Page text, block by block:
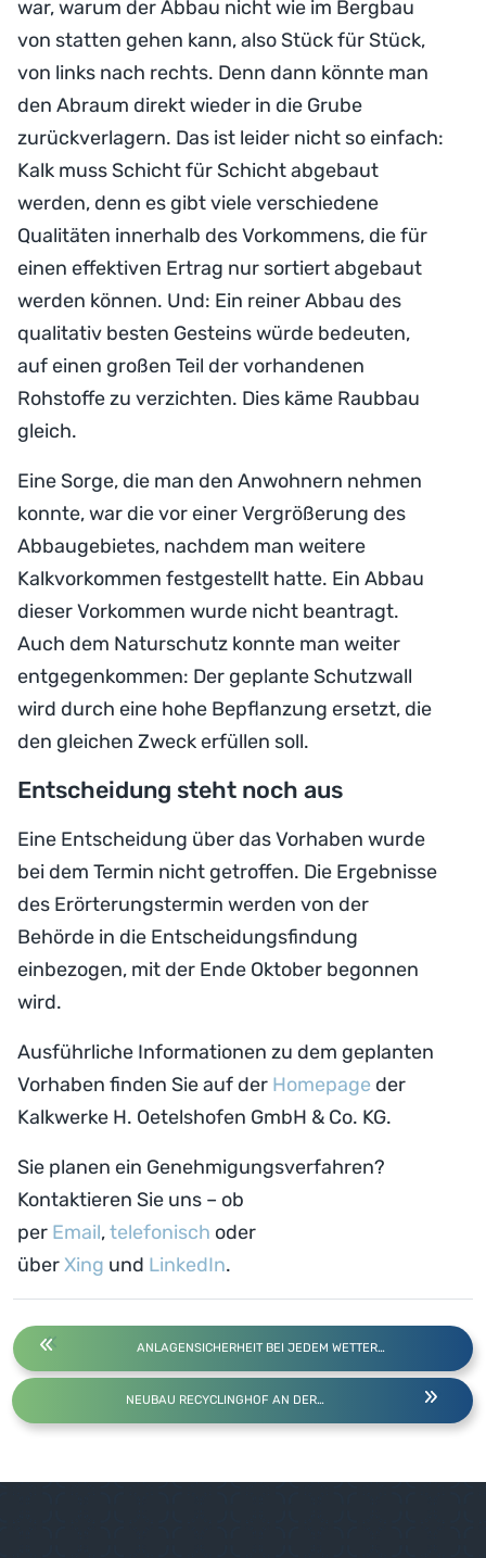
war, warum der Abbau nicht wie im Bergbau
von statten gehen kann, also Stück für Stück,
von links nach rechts. Denn dann könnte man
den Abraum direkt wieder in die Grube
zurückverlagern. Das ist leider nicht so einfach:
Kalk muss Schicht für Schicht abgebaut
werden, denn es gibt viele verschiedene
Qualitäten innerhalb des Vorkommens, die für
einen effektiven Ertrag nur sortiert abgebaut
werden können. Und: Ein reiner Abbau des
qualitativ besten Gesteins würde bedeuten,
auf einen großen Teil der vorhandenen
Rohstoffe zu verzichten. Dies käme Raubbau
gleich.
Eine Sorge, die man den Anwohnern nehmen
konnte, war die vor einer Vergrößerung des
Abbaugebietes, nachdem man weitere
Kalkvorkommen festgestellt hatte. Ein Abbau
dieser Vorkommen wurde nicht beantragt.
Auch dem Naturschutz konnte man weiter
entgegenkommen: Der geplante Schutzwall
wird durch eine hohe Bepflanzung ersetzt, die
den gleichen Zweck erfüllen soll.
Entscheidung steht noch aus
Eine Entscheidung über das Vorhaben wurde
bei dem Termin nicht getroffen. Die Ergebnisse
des Erörterungstermin werden von der
Behörde in die Entscheidungsfindung
einbezogen, mit der Ende Oktober begonnen
wird.
Ausführliche Informationen zu dem geplanten
Vorhaben finden Sie auf der Homepage der
Kalkwerke H. Oetelshofen GmbH & Co. KG.
Sie planen ein Genehmigungsverfahren?
Kontaktieren Sie uns – ob
per Email,telefonisch oder
überXing und LinkedIn.
ANLAGENSICHERHEIT BEI JEDEM WETTER…
NEUBAU RECYCLINGHOF AN DER…